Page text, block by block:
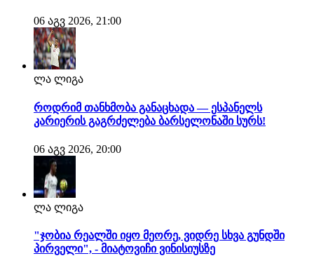
06 აგვ 2026, 21:00
ლა ლიგა
როდრიმ თანხმობა განაცხადა — ესპანელს
კარიერის გაგრძელება ბარსელონაში სურს!
06 აგვ 2026, 20:00
ლა ლიგა
"ჯობია რეალში იყო მეორე, ვიდრე სხვა გუნდში
პირველი", - მიატოვიჩი ვინისიუსზე